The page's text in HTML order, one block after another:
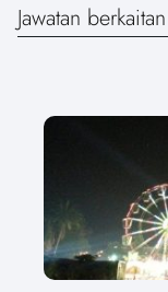
Jawatan berkaitan